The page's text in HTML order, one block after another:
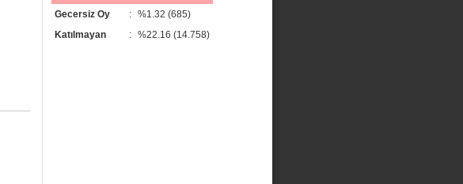
Gecersiz Oy
: %1.32 (685)
Katılmayan
: %22.16 (14.758)